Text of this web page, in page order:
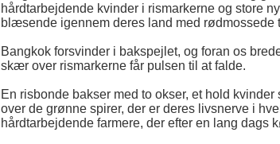
hårdtarbejdende kvinder i rismarkerne og store
blæsende igennem deres land med rødmossede
Bangkok forsvinder i bakspejlet, og foran os
skær over rismarkerne får pulsen til at falde.
En risbonde bakser med to okser, et hold
over de grønne spirer, der er deres livsnerve i
hårdtarbejdende farmere, der efter en lang dags